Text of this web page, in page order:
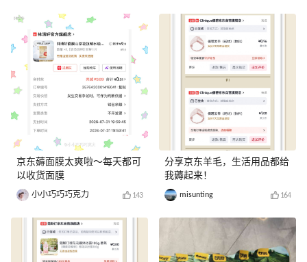
京东薅面膜太爽啦～每天都可
以收货面膜
小小巧巧巧克力 143
分享京东羊毛，生活用品都给
我薅起来！
misunting 164